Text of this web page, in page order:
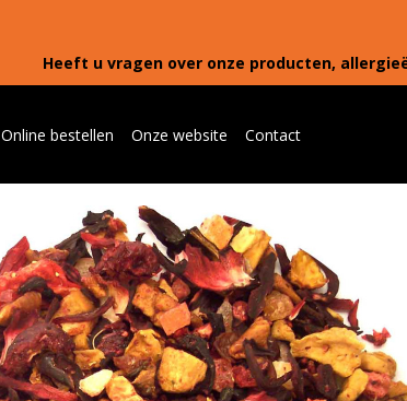
Heeft u vragen over onze producten,
Online bestellen Onze website Contact